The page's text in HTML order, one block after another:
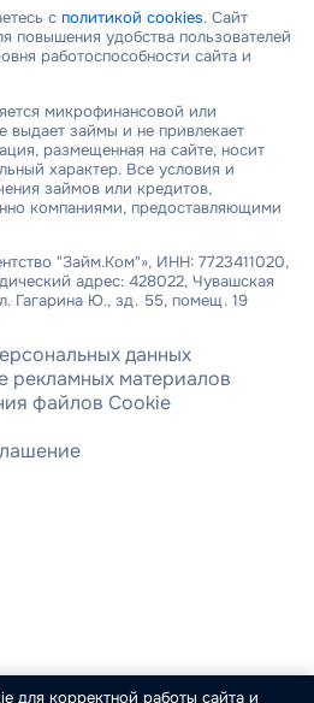
с политикой cookies. Сайт
повышения удобства пользователей
работоспособности сайта и
микрофинансовой или
выдает займы и не привлекает
размещенная на сайте, носит
характер. Все условия и
займов или кредитов,
компаниями, предоставляющими
"Займ.Ком"», ИНН: 7723411020,
адрес: 428022, Чувашская
Гагарина Ю., зд. 55, помещ. 19
данных
рекламных материалов
файлов Cookie
для корректной работы сайта и